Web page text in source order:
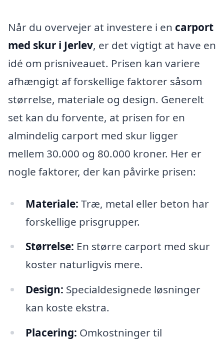
Når du overvejer at investere i en carport
med skur i Jerlev, er det vigtigt at have en
idé om prisniveauet. Prisen kan variere
afhængigt af forskellige faktorer såsom
størrelse, materiale og design. Generelt
set kan du forvente, at prisen for en
almindelig carport med skur ligger
mellem 30.000 og 80.000 kroner. Her er
nogle faktorer, der kan påvirke prisen:
Materiale: Træ, metal eller beton har
forskellige prisgrupper.
Størrelse: En større carport med skur
koster naturligvis mere.
Design: Specialdesignede løsninger
kan koste ekstra.
Placering: Omkostninger til